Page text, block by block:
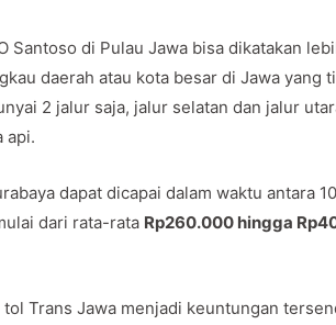
Santoso di Pulau Jawa bisa dikatakan
daerah atau kota besar di Jawa yang
2 jalur saja, jalur selatan dan jalur
api.
dapat dicapai dalam waktu antara
dari rata-rata Rp260.000 hingga
Trans Jawa menjadi keuntungan